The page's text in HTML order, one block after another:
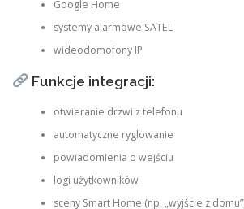
Google Home
systemy alarmowe SATEL
wideodomofony IP
Funkcje integracji:
otwieranie drzwi z telefonu
automatyczne ryglowanie
powiadomienia o wejściu
logi użytkowników
sceny Smart Home (np. „wyjście z